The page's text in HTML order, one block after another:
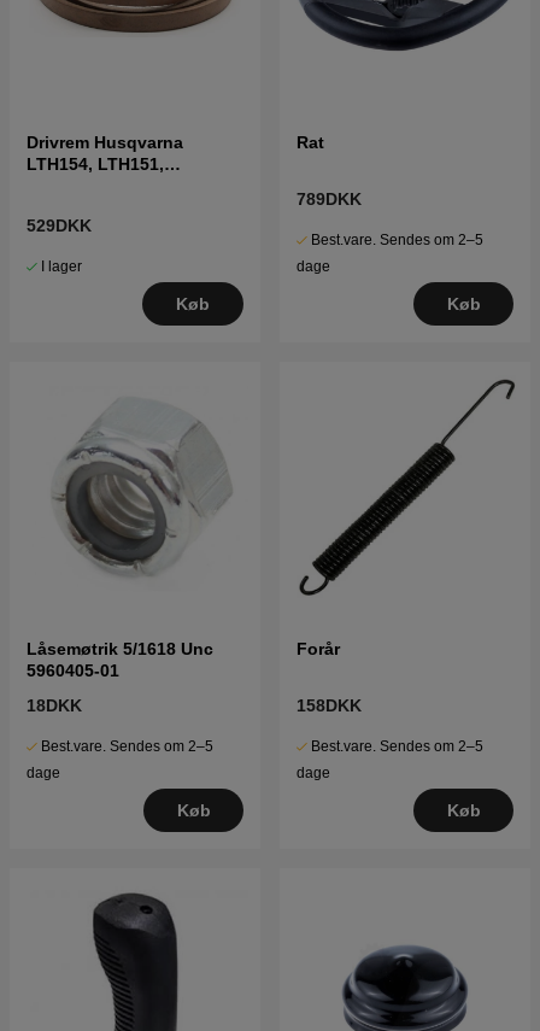
Drivrem Husqvarna
LTH154, LTH151,
529DKK
I lager
Køb
Rat
789DKK
Best.vare. Sendes om 2–5
dage
Køb
Låsemøtrik 5/1618 Unc
5960405-01
18DKK
Best.vare. Sendes om 2–5
dage
Køb
Forår
158DKK
Best.vare. Sendes om 2–5
dage
Køb